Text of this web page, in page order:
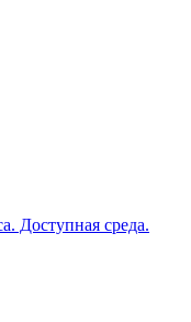
Доступная среда.